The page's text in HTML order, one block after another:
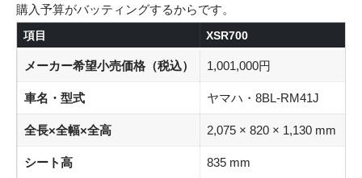
購入予算がバッティングするからです。
項目 XSR700
メーカー希望小売価格（税込） 1,001,000円
車名・型式 ヤマハ・8BL-RM41J
全長×全幅×全高 2,075 × 820 × 1,130 mm
シート高 835 mm